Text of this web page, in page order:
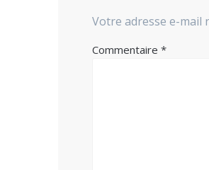
Votre adresse e-mail
Commentaire*